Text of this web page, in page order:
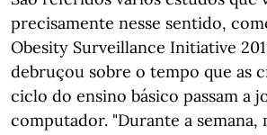
precisamente nesse sentido,
Obesity Surveillance Initiative
debruçou sobre o tempo que as
ciclo do ensino básico passam a
computador. "Durante a semana,